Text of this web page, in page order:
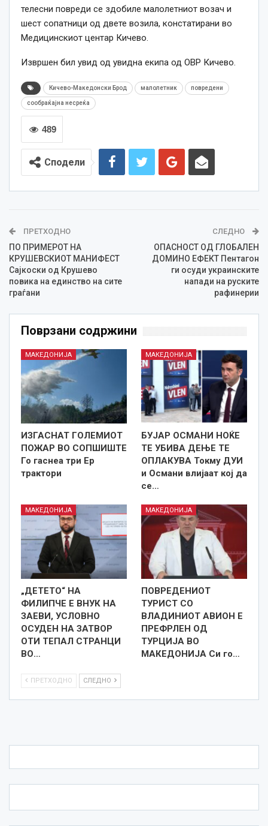
телесни повреди се здобиле малолетниот возач и
шест сопатници од двете возила, констатирани во
Медицинскиот центар Кичево.
Извршен бил увид од увидна екипа од ОВР Кичево.
Кичево-Македонски Брод малолетник повредени
сообраќајна несреќа
489
Сподели
ПРЕТХОДНО
ПО ПРИМЕРОТ НА
КРУШЕВСКИОТ МАНИФЕСТ
Сајкоски од Крушево
повика на единство на сите
граѓани
СЛЕДНО
ОПАСНОСТ ОД ГЛОБАЛЕН
ДОМИНО ЕФЕКТ Пентагон
ги осуди украинските
напади на руските
рафинерии
Поврзани содржини
МАКЕДОНИЈА
ИЗГАСНАТ ГОЛЕМИОТ
ПОЖАР ВО СОПШИШТЕ
Го гаснеа три Ер
трактори
МАКЕДОНИЈА
БУЈАР ОСМАНИ НОЌЕ
ТЕ УБИВА ДЕЊЕ ТЕ
ОПЛАКУВА Токму ДУИ
и Османи влијаат кој да
се…
МАКЕДОНИЈА
„ДЕТЕТО“ НА
ФИЛИПЧЕ Е ВНУК НА
ЗАЕВИ, УСЛОВНО
ОСУДЕН НА ЗАТВОР
ОТИ ТЕПАЛ СТРАНЦИ
ВО…
МАКЕДОНИЈА
ПОВРЕДЕНИОТ
ТУРИСТ СО
ВЛАДИНИОТ АВИОН Е
ПРЕФРЛЕН ОД
ТУРЦИЈА ВО
МАКЕДОНИЈА Си го…
ПРЕТХОДНО СЛЕДНО